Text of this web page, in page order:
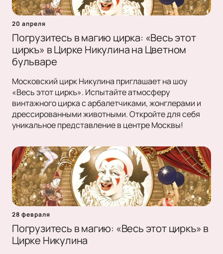
20 апреля
Погрузитесь в магию цирка: «Весь этот
циркъ» в Цирке Никулина на Цветном
бульваре
Московский цирк Никулина приглашает на шоу
«Весь этот циркъ». Испытайте атмосферу
винтажного цирка с арбалетчиками, жонглерами и
дрессированными животными. Откройте для себя
уникальное представление в центре Москвы!
28 февраля
Погрузитесь в магию: «Весь этот циркъ» в
Цирке Никулина